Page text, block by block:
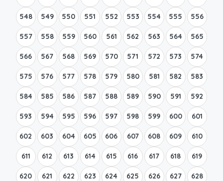
548 549 550 551 552 553 554 555 556
557 558 559 560 561 562 563 564 565
566 567 568 569 570 571 572 573 574
575 576 577 578 579 580 581 582 583
584 585 586 587 588 589 590 591 592
593 594 595 596 597 598 599 600 601
602 603 604 605 606 607 608 609 610
611 612 613 614 615 616 617 618 619
620 621 622 623 624 625 626 627 628